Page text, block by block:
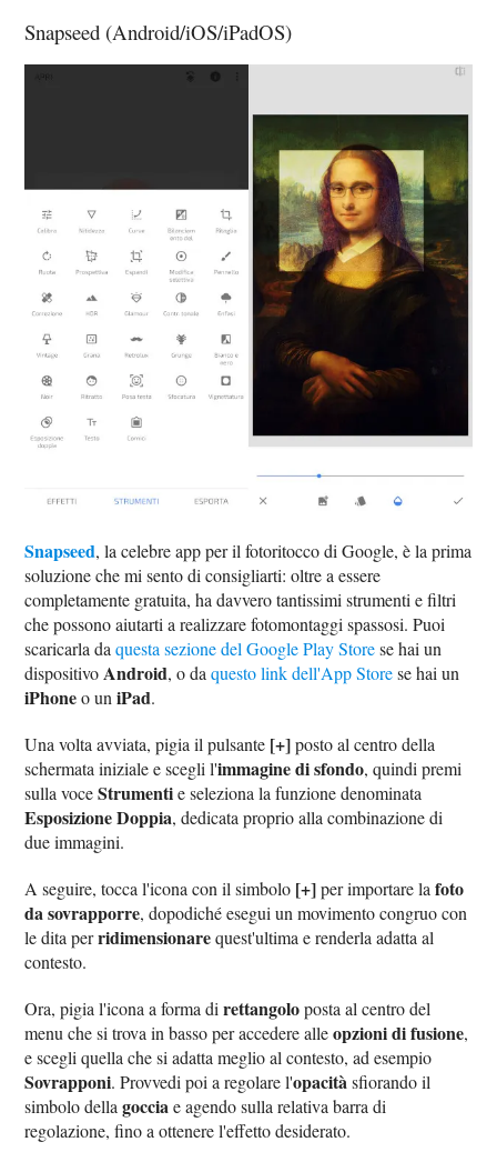
Snapseed (Android/iOS/iPadOS)
Snapseed, la celebre app per il fotoritocco di Google, è la prima
soluzione che mi sento di consigliarti: oltre a essere
completamente gratuita, ha davvero tantissimi strumenti e filtri
che possono aiutarti a realizzare fotomontaggi spassosi. Puoi
scaricarla daquesta sezione del Google Play Storese hai un
dispositivo Android, o daquesto link dell'App Storese hai un
iPhoneo uniPad.
Una volta avviata, pigia il pulsante [+]posto al centro della
schermata iniziale e scegli l'immagine di sfondo, quindi premi
sulla voceStrumentie seleziona la funzione denominata
Esposizione Doppia, dedicata proprio alla combinazione di
due immagini.
A seguire, tocca l'icona con il simbolo [+]per importare lafoto
da sovrapporre, dopodiché esegui un movimento congruo con
le dita perridimensionarequest'ultima e renderla adatta al
contesto.
Ora, pigia l'icona a forma direttangoloposta al centro del
menu che si trova in basso per accedere alleopzioni di fusione,
e scegli quella che si adatta meglio al contesto, ad esempio
Sovrapponi. Provvedi poi a regolare l'opacitàsfiorando il
simbolo dellagocciae agendo sulla relativa barra di
regolazione, fino a ottenere l'effetto desiderato.